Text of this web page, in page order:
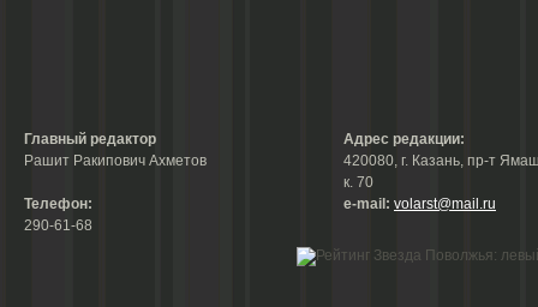
Главный редактор
Рашит Ракипович Ахметов
Телефон:
290-61-68
Адрес редакции:
420080, г. Казань, пр-т
к. 70
е-mail: volarst@mail.ru